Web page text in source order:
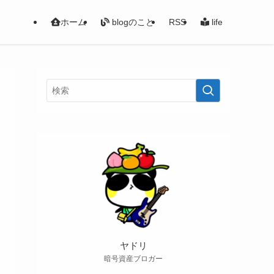
ホーム blogのこと RSS life
ヤドリ
暗号資産ブロガー